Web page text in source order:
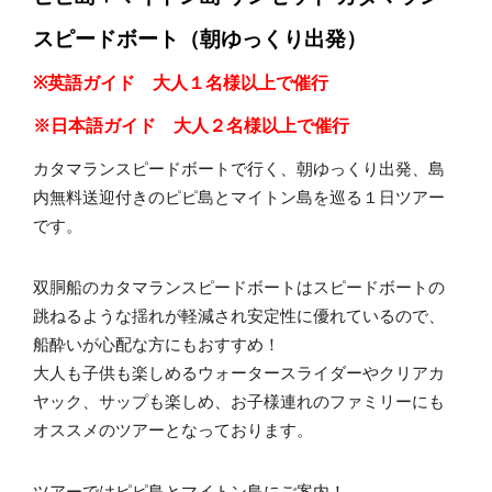
スピードボート（朝ゆっくり出発）
※英語ガイド 大人１名様以上で催行
※日本語ガイド 大人２名様以上で催行
カタマランスピードボートで行く、朝ゆっくり出発、島
内無料送迎付きのピピ島とマイトン島を巡る１日ツアー
です。
双胴船のカタマランスピードボートはスピードボートの
跳ねるような揺れが軽減され安定性に優れているので、
船酔いが心配な方にもおすすめ！
大人も子供も楽しめるウォータースライダーやクリアカ
ヤック、サップも楽しめ、お子様連れのファミリーにも
オススメのツアーとなっております。